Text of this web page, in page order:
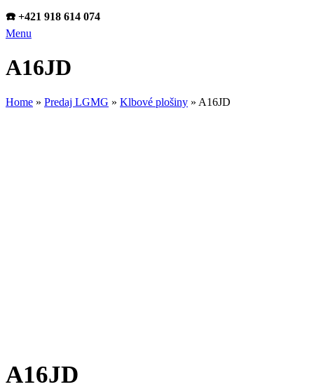
☎️ +421 918 614 074
Menu
A16JD
Home » Predaj LGMG » Klbové plošiny » A16JD
A16JD